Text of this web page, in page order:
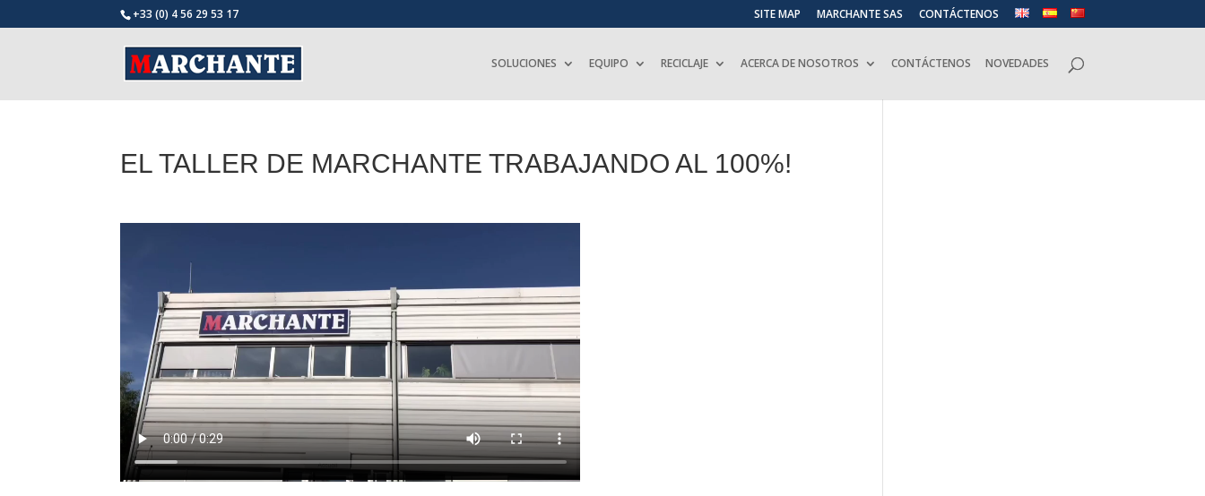
+33 (0) 4 56 29 53 17 SITE MAP MARCHANTE SAS CONTÁCTENOS
SOLUCIONES EQUIPO RECICLAJE ACERCA DE NOSOTROS CONTÁCTENOS NOVEDADES
EL TALLER DE MARCHANTE TRABAJANDO AL 100%!